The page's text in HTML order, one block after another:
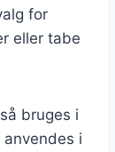
for
eller tabe
bruges i
i